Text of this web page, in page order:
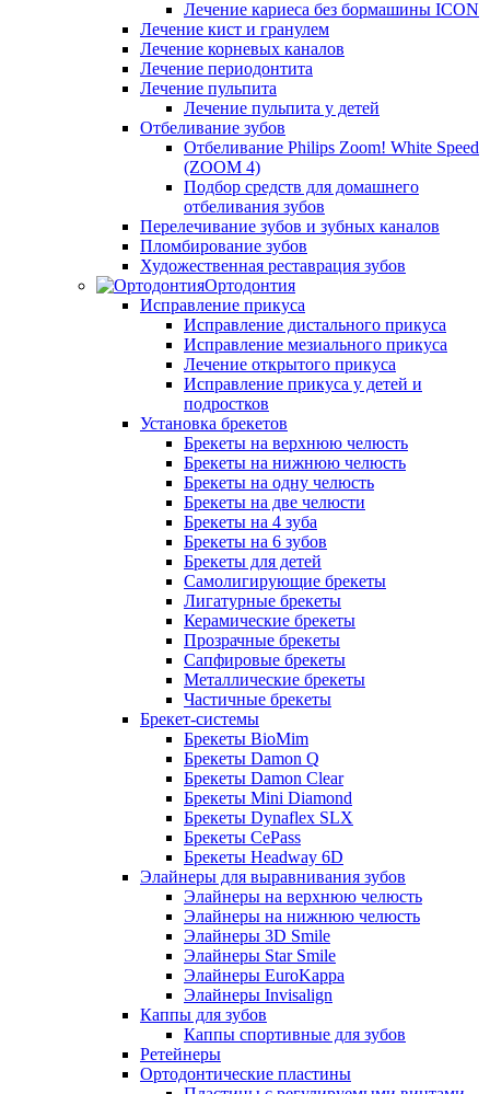
Лечение кариеса без бормашины ICON
Лечение кист и гранулем
Лечение корневых каналов
Лечение периодонтита
Лечение пульпита
Лечение пульпита у детей
Отбеливание зубов
Отбеливание Philips Zoom! White Speed
(ZOOM 4)
Подбор средств для домашнего
отбеливания зубов
Перелечивание зубов и зубных каналов
Пломбирование зубов
Художественная реставрация зубов
Ортодонтия
Исправление прикуса
Исправление дистального прикуса
Исправление мезиального прикуса
Лечение открытого прикуса
Исправление прикуса у детей и
подростков
Установка брекетов
Брекеты на верхнюю челюсть
Брекеты на нижнюю челюсть
Брекеты на одну челюсть
Брекеты на две челюсти
Брекеты на 4 зуба
Брекеты на 6 зубов
Брекеты для детей
Самолигирующие брекеты
Лигатурные брекеты
Керамические брекеты
Прозрачные брекеты
Сапфировые брекеты
Металлические брекеты
Частичные брекеты
Брекет-системы
Брекеты BioMim
Брекеты Damon Q
Брекеты Damon Clear
Брекеты Mini Diamond
Брекеты Dynaflex SLX
Брекеты CePass
Брекеты Headway 6D
Элайнеры для выравнивания зубов
Элайнеры на верхнюю челюсть
Элайнеры на нижнюю челюсть
Элайнеры 3D Smile
Элайнеры Star Smile
Элайнеры EuroKappa
Элайнеры Invisalign
Каппы для зубов
Каппы спортивные для зубов
Ретейнеры
Ортодонтические пластины